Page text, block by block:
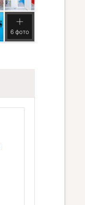
6 фото